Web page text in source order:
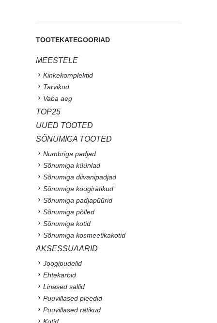
TOOTEKATEGOORIAD
MEESTELE
Kinkekomplektid
Tarvikud
Vaba aeg
TOP25
UUED TOOTED
SÕNUMIGA TOOTED
Numbriga padjad
Sõnumiga küünlad
Sõnumiga diivanipadjad
Sõnumiga köögirätikud
Sõnumiga padjapüürid
Sõnumiga põlled
Sõnumiga kotid
Sõnumiga kosmeetikakotid
AKSESSUAARID
Joogipudelid
Ehtekarbid
Linased sallid
Puuvillased pleedid
Puuvillased rätikud